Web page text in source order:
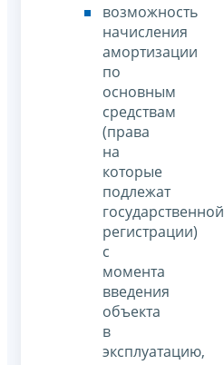
возможность
начисления
амортизации
по
основным
средствам
(права
на
которые
подлежат
государственной
регистрации)
с
момента
введения
объекта
в
эксплуатацию,